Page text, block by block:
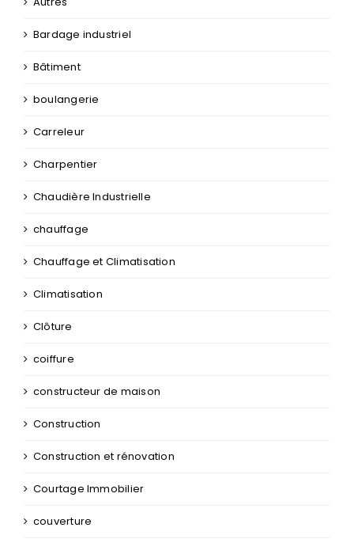
assainissement
Autres
Bardage industriel
Bâtiment
boulangerie
Carreleur
Charpentier
Chaudière Industrielle
chauffage
Chauffage et Climatisation
Climatisation
Clôture
coiffure
constructeur de maison
Construction
Construction et rénovation